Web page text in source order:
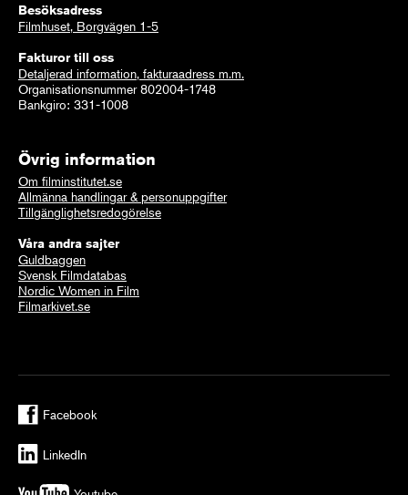
Besöksadress
Filmhuset, Borgvägen 1-5
Fakturor till oss
Detaljerad information, fakturaadress m.m.
Organisationsnummer 802004-1748
Bankgiro: 331-1008
Övrig information
Om filminstitutet.se
Allmänna handlingar & personuppgifter
Tillgänglighetsredogörelse
Våra andra sajter
Guldbaggen
Svensk Filmdatabas
Nordic Women in Film
Filmarkivet.se
Facebook
LinkedIn